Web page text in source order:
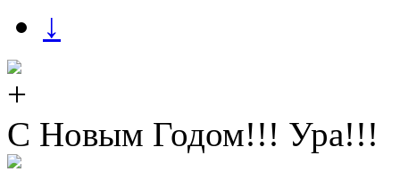
↓
С Новым Годом!!! Ура!!!